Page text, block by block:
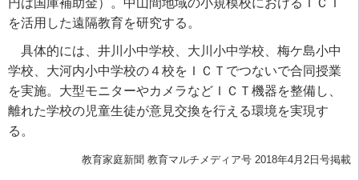
円は国庫補助金）。中山間地域の小規模校におけるＩＣＴ
を活用した遠隔教育を研究する。
具体的には、井川小中学校、大川小中学校、梅ケ島小中
学校、大河内小中学校の４校をＩＣＴでつないで合同授業
を実施。大型モニターやカメラなどＩＣＴ機器を整備し、
離れた学校の児童生徒が意見交換を行える環境を実現す
る。
教育家庭新聞 教育マルチメディア号 2018年4月2日号掲載